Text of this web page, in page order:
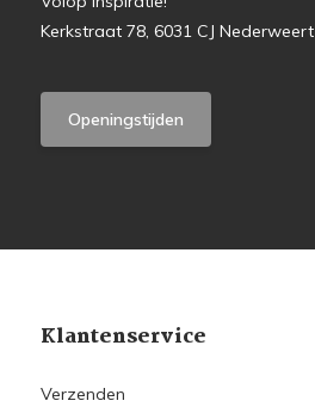
Kerkstraat 78, 6031 CJ Nederweert
Openingstijden
Klantenservice
Verzenden